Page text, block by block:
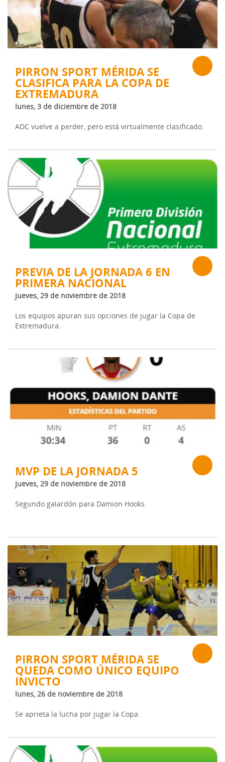
PIRRON SPORT MÉRIDA SE
CLASIFICA PARA LA COPA DE
EXTREMADURA
lunes, 3 de diciembre de 2018
ADC vuelve a perder, pero está virtualmente clasificado.
PREVIA DE LA JORNADA 6 EN
PRIMERA NACIONAL
jueves, 29 de noviembre de 2018
Los equipos apuran sus opciones de jugar la Copa de
Extremadura.
MVP DE LA JORNADA 5
jueves, 29 de noviembre de 2018
Segundo galardón para Damion Hooks.
PIRRON SPORT MÉRIDA SE
QUEDA COMO ÚNICO EQUIPO
INVICTO
lunes, 26 de noviembre de 2018
Se aprieta la lucha por jugar la Copa.